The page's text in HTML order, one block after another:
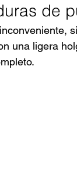
de
una ligera